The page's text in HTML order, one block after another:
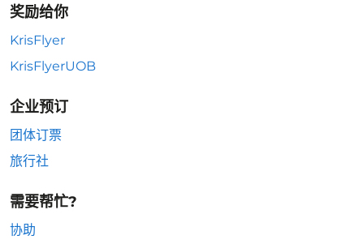
奖励给你
KrisFlyer
KrisFlyerUOB
企业预订
团体订票
旅行社
需要帮忙?
协助